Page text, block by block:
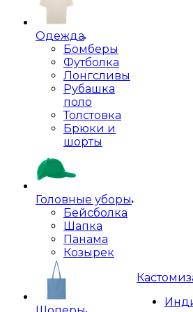
Одежда
Бомберы
Футболка
Лонгсливы
Рубашка
поло
Толстовка
Брюки и
шорты
Головные уборы
Бейсболка
Шапка
Панама
Козырек